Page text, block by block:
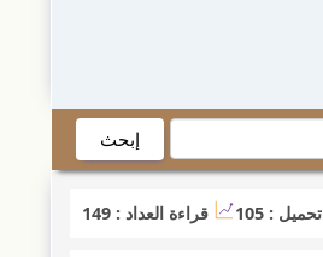
إبحث
قراءة العداد : 149 تحميل : 105